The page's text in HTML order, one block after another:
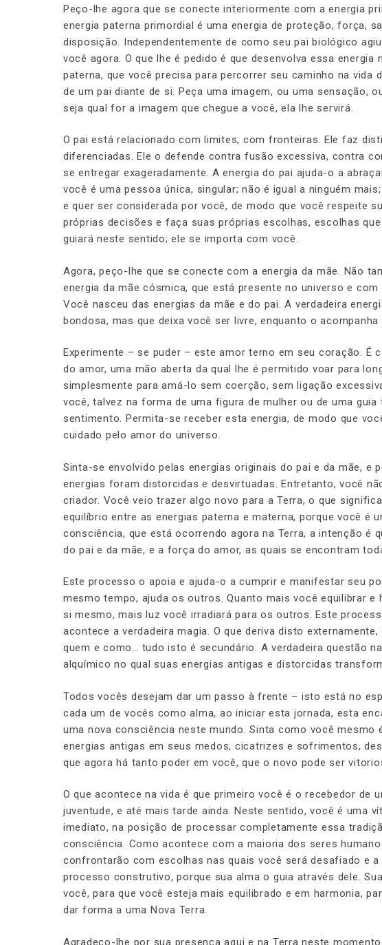
Peço-lhe agora que se conecte interiormente com a energia
energia paterna primordial é uma energia de proteção, força,
disposição. Independentemente de como seu pai biológico
você agora. O que lhe é pedido é que desenvolva essa
paterna, que você precisa para percorrer seu caminho na
de um pai diante de si. Peça uma imagem, ou uma sensação,
seja qual for a imagem que chegue a você, ela lhe servirá.
O pai está relacionado com limites, com fronteiras. Ele faz
diferenciadas. Ele o defende contra fusão excessiva, contra
se entregar exageradamente. A energia do pai ajuda-o a
você é uma pessoa única, singular; não é igual a ninguém
e quer ser considerada por você, de modo que você respeite
próprias decisões e faça suas próprias escolhas, escolhas
guiará neste sentido; ele se importa com você.
Agora, peço-lhe que se conecte com a energia da mãe. Não
energia da mãe cósmica, que está presente no universo e
Você nasceu das energias da mãe e do pai. A verdadeira
bondosa, mas que deixa você ser livre, enquanto o
Experimente – se puder – este amor terno em seu coração. É
do amor, uma mão aberta da qual lhe é permitido voar para
simplesmente para amá-lo sem coerção, sem ligação
você, talvez na forma de uma figura de mulher ou de uma
sentimento. Permita-se receber esta energia, de modo que
cuidado pelo amor do universo.
Sinta-se envolvido pelas energias originais do pai e da mãe, e
energias foram distorcidas e desvirtuadas. Entretanto, você
criador. Você veio trazer algo novo para a Terra, o que
equilíbrio entre as energias paterna e materna, porque você é
consciência, que está ocorrendo agora na Terra, a intenção é
do pai e da mãe, e a força do amor, as quais se encontram
Este processo o apoia e ajuda-o a cumprir e manifestar seu
mesmo tempo, ajuda os outros. Quanto mais você equilibrar
si mesmo, mais luz você irradiará para os outros. Este
acontece a verdadeira magia. O que deriva disto
quem e como… tudo isto é secundário. A verdadeira questão
alquímico no qual suas energias antigas e distorcidas
Todos vocês desejam dar um passo à frente – isto está no
cada um de vocês como alma, ao iniciar esta jornada, esta
uma nova consciência neste mundo. Sinta como você mesmo
energias antigas em seus medos, cicatrizes e sofrimentos,
que agora há tanto poder em você, que o novo pode ser
O que acontece na vida é que primeiro você é o recebedor de
juventude, e até mais tarde ainda. Neste sentido, você é uma
imediato, na posição de processar completamente essa
consciência. Como acontece com a maioria dos seres
confrontarão com escolhas nas quais você será desafiado e
processo construtivo, porque sua alma o guia através dele.
você, para que você esteja mais equilibrado e em harmonia,
dar forma a uma Nova Terra.
Agradeço-lhe por sua presença aqui e na Terra neste